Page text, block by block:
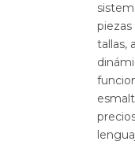
tallas,